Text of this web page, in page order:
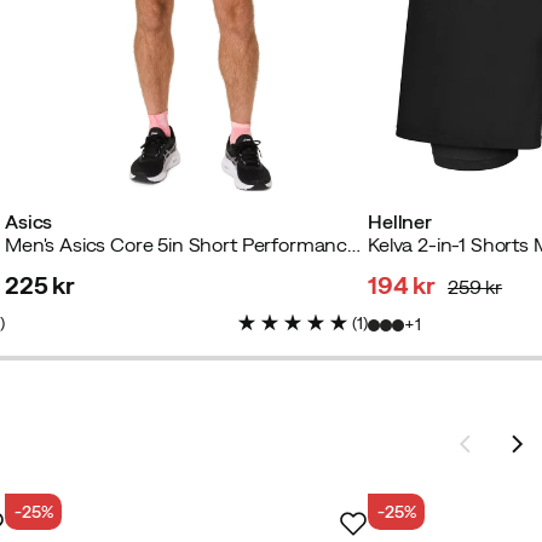
)
Asics
Men's Asics Core 5in Short Performance Black
225 kr
(1)
Hellner
price
194 kr
price
259 kr
1
-25% -25%